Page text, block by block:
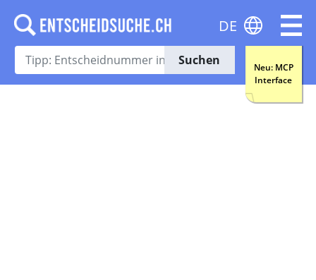
Suchen
Neu: MCP
Interface
DE